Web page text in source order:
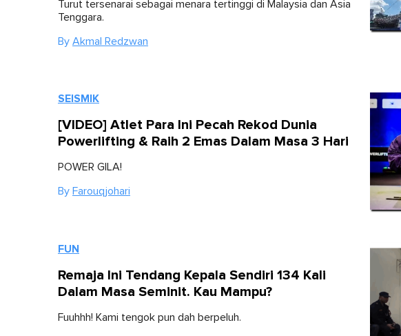
Turut tersenarai sebagai menara tertinggi di Malaysia dan Asia
Tenggara.
By Akmal Redzwan
SEISMIK
[VIDEO] Atlet Para Ini Pecah Rekod Dunia
Powerlifting & Raih 2 Emas Dalam Masa 3 Hari
POWER GILA!
By Farouqjohari
FUN
Remaja Ini Tendang Kepala Sendiri 134 Kali
Dalam Masa Seminit. Kau Mampu?
Fuuhhh! Kami tengok pun dah berpeluh.